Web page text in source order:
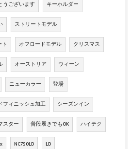
うございます キーホルダー
ストリートモデル
オフロードモデル クリスマス
オーストリア ウィーン
ニューカラー 登場
フィニッシュ加工 シーズンイン
スター 普段履きでもOK ハイテク
NC750LD LD